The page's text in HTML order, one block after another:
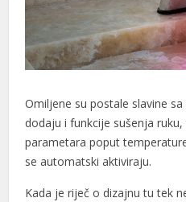
Omiljene su postale slavine
dodaju i funkcije sušenja
parametara poput
se automatski aktiviraju.
Kada je riječ o dizajnu tu tek